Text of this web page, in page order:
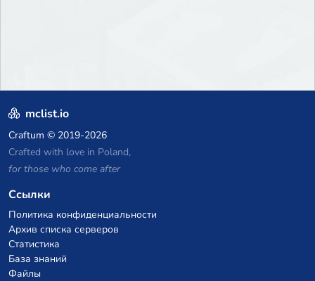
mclist.io
Craftum © 2019-2026
Crafted with love in Poland,
for those who come after
Ссылки
Политика конфиденциальности
Архив списка серверов
Статистика
База знаний
Файлы